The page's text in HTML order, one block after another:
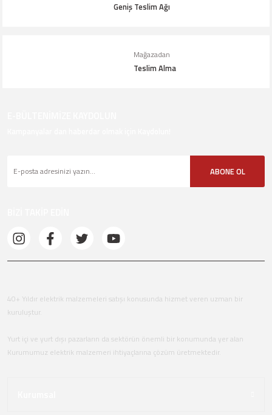
Gönder
Geniş Teslim Ağı
Mağazadan
Teslim Alma
ABONE OL
40+ Yıldır elektrik malzemeleri satışı konusunda hizmet veren uzman bir
kuruluştur.
Yurt içi ve yurt dışı pazarların da sektörün önemli bir konumunda yer alan
Kurumumuz elektrik malzemeri ihtiyaçlarına çözüm üretmektedir.